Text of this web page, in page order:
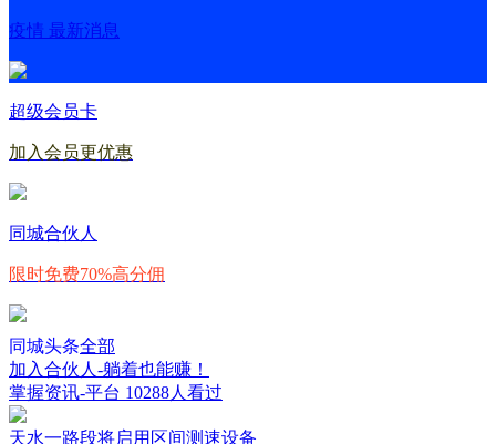
疫情 最新消息
超级会员卡
加入会员更优惠
同城合伙人
限时免费70%高分佣
同城头条全部
加入合伙人-躺着也能赚！
掌握资讯-平台 10288人看过
天水一路段将启用区间测速设备